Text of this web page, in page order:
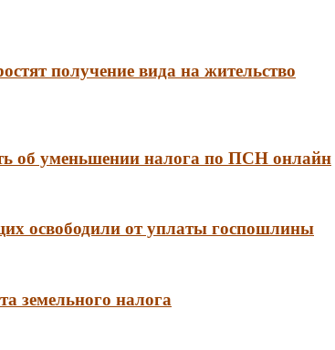
получение вида на жительство
об уменьшении налога по ПСН онлайн
освободили от уплаты госпошлины
земельного налога